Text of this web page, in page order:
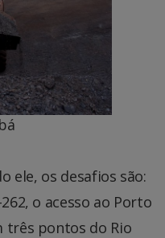
ele, os desafios são:
o acesso ao Porto
três pontos do Rio